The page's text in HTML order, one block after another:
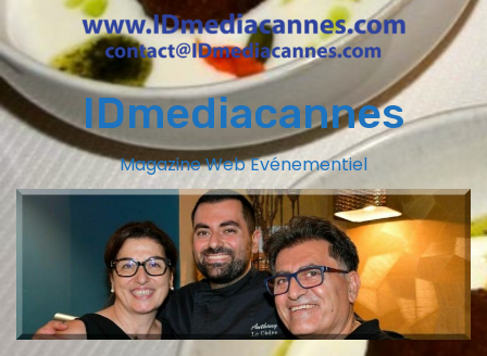
IDmediacannes
Magazine Web Evénementiel